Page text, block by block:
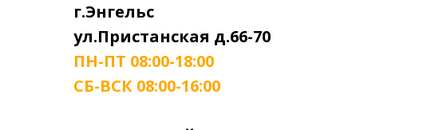
г.Энгельс
ул.Пристанская д.66-70
ПН-ПТ 08:00-18:00
СБ-ВСК 08:00-16:00